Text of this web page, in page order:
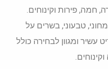
חמה, פירות וקינוחים.
טבעוני, בשרים על
ומגוון לבחירה כולל